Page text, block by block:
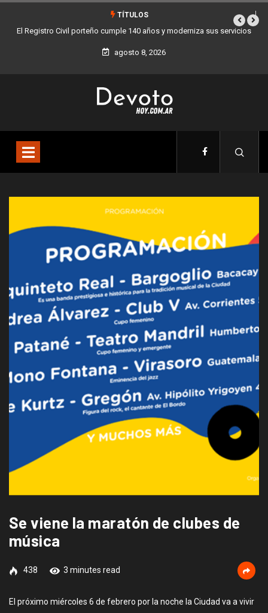
TÍTULOS
y moderniza sus servicios Buenos Aires sumó 12 nuevos Bares
agosto 8, 2026
Se viene la maratón de clubes de
música
438 3 minutes read
El próximo miércoles 6 de febrero por la noche la Ciudad va a vivir